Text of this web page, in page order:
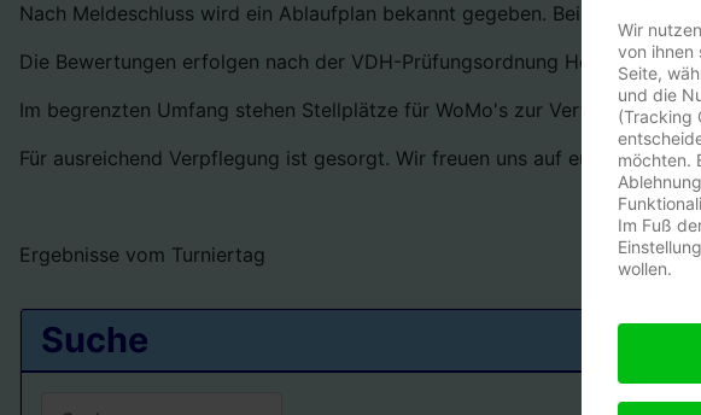
Suche
Nach Meldeschluss wird ein Ablaufplan bekannt gegeben. Bei
Die Bewertungen erfolgen nach der VDH-Prüfungsordnung Hoopers.
Im begrenzten Umfang stehen Stellplätze für WoMo's zur Verfügung
Für ausreichend Verpflegung ist gesorgt. Wir freuen uns auf euch und
Ergebnisse vom Turniertag
Wir
von ihnen
Seite,
und die
(Tracking
möchten.
Im Fuß
wollen.